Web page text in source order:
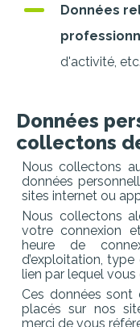
Données
d'activité,
Données
collectons
Nous collectons
données
sites internet ou
Nous collectons
votre connexion
heure de
d’exploitation, type
lien par lequel vous
Ces données
placés sur nos
merci de vous